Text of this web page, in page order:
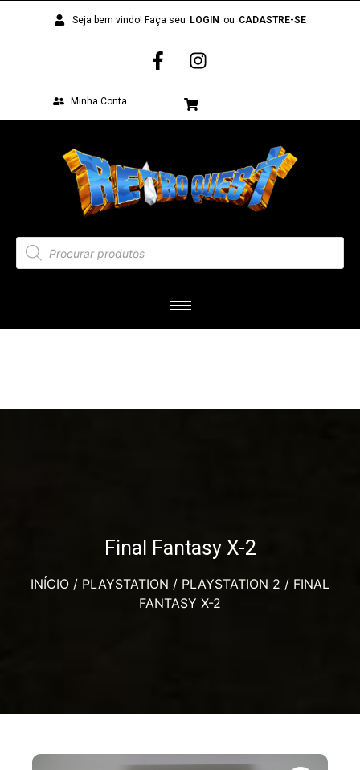
Seja bem vindo! Faça seu LOGIN ou CADASTRE-SE
Minha Conta
Final Fantasy X-2
INÍCIO / PLAYSTATION / PLAYSTATION 2 / FINAL
FANTASY X-2